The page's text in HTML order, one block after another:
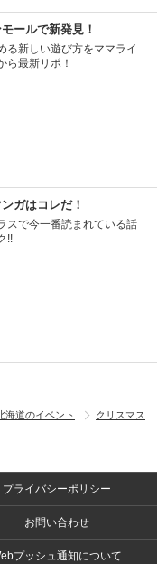
ールで新発見！
る新しい遊び方をママライ
ら最新リポ！
ガはコレだ！
スで今一番読まれている話
!!
海道のイベント
クリスマス
プライバシーポリシー
お問い合わせ
プッシュ通知について